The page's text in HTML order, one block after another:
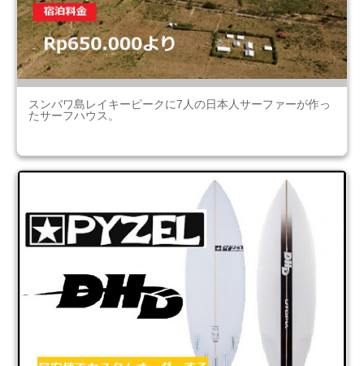
スンバワ島レイキーピークに7人の日本人サーファーが作っ
たサーフハウス。